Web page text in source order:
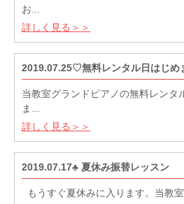
お...
詳しく見る＞＞
2019.07.25♡無料レンタル日はじめ
当教室グランドピアノの無料レンタ
ま...
詳しく見る＞＞
2019.07.17♣ 夏休み振替レッスン
もうすぐ夏休みに入ります。当教室